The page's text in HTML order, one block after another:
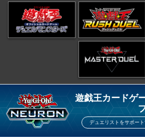
遊戯王カードゲ
デュエリストをサポー